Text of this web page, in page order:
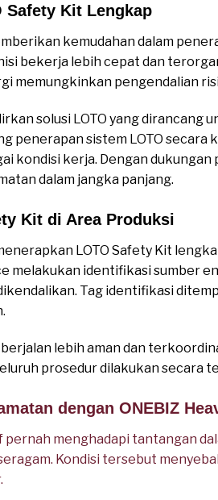
Safety Kit Lengkap
kemudahan dalam
bekerja lebih cepat dan
memungkinkan pengendalian
solusi LOTO yang dirancang
penerapan sistem LOTO
kondisi kerja. Dengan
dalam jangka panjang.
Kit di Area Produksi
LOTO Safety Kit
melakukan identifikasi sumber
Tag identifikasi
lebih aman dan
prosedur dilakukan secara
dengan ONEBIZ
menghadapi tantangan
Kondisi tersebut